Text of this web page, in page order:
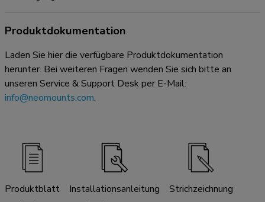
Produktdokumentation
Laden Sie hier die verfügbare Produktdokumentation
herunter. Bei weiteren Fragen wenden Sie sich bitte an
unseren Service & Support Desk per E-Mail:
info@neomounts.com.
Produktblatt Installationsanleitung Strichzeichnung